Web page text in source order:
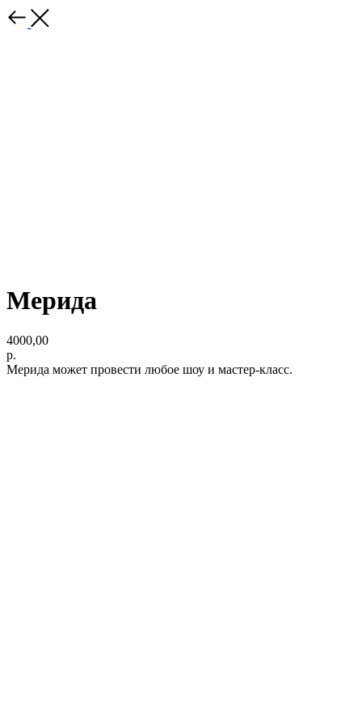
Мерида
4000,00
р.
Мерида может провести любое шоу и мастер-класс.